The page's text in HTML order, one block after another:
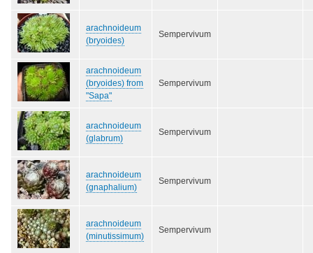
arachnoideum
(bryoides)
Sempervivum
arachnoideum
(bryoides) from
"Sapa"
Sempervivum
arachnoideum
(glabrum)
Sempervivum
arachnoideum
(gnaphalium)
Sempervivum
arachnoideum
(minutissimum)
Sempervivum